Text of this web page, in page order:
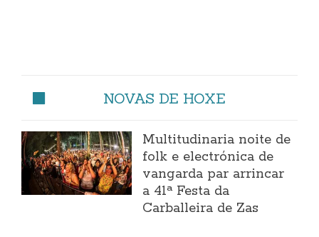
NOVAS DE HOXE
Multitudinaria noite de
folk e electrónica de
vangarda par arrincar
a 41ª Festa da
Carballeira de Zas